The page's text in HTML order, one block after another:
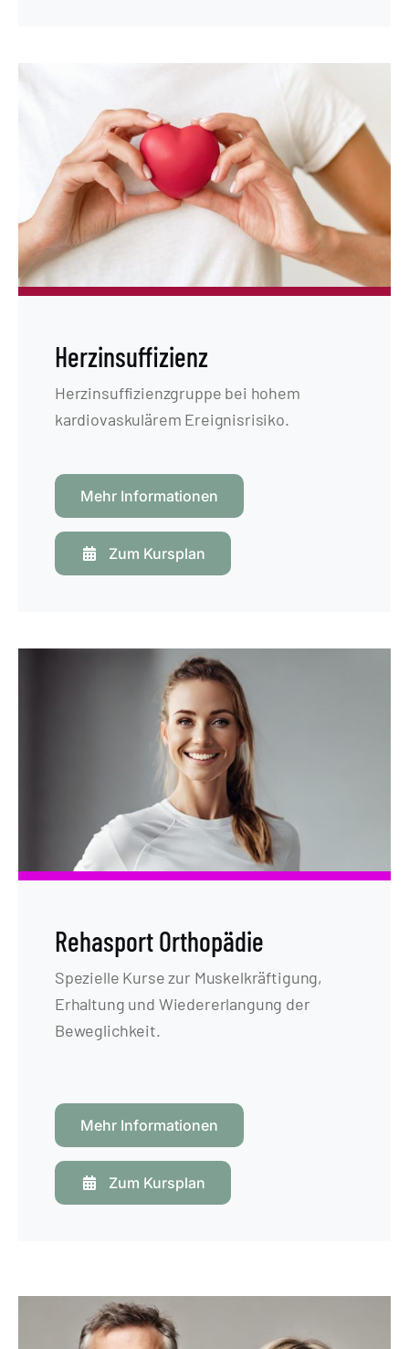
Herzinsuffizienz
Herzinsuffizienzgruppe bei hohem
kardiovaskulärem Ereignisrisiko.
Mehr Informationen
Zum Kursplan
Rehasport Orthopädie
Spezielle Kurse zur Muskelkräftigung,
Erhaltung und Wiedererlangung der
Beweglichkeit.
Mehr Informationen
Zum Kursplan